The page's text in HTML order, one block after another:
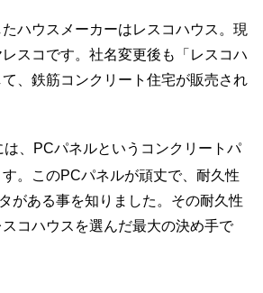
ハウスメーカーはレスコハウス。現
スコです。社名変更後も「レスコハ
、鉄筋コンクリート住宅が販売され
は、PCパネルというコンクリートパ
。このPCパネルが頑丈で、耐久性
がある事を知りました。その耐久性
コハウスを選んだ最大の決め手で